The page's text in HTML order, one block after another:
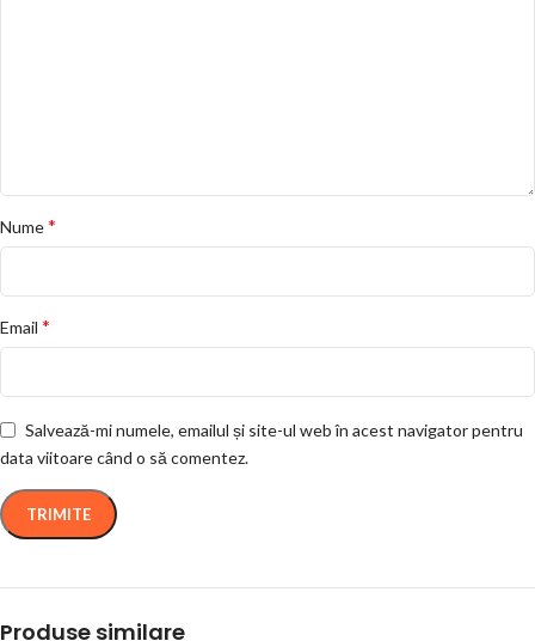
Nume*
Email *
Salvează-mi numele, emailul și site-ul web în acest navigator pentru
data viitoare când o să comentez.
Produse similare